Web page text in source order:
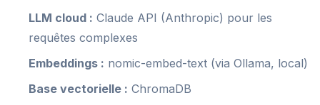
LLM cloud : Claude API (Anthropic) pour les
requêtes complexes
Embeddings : nomic-embed-text (via Ollama, local)
Base vectorielle : ChromaDB